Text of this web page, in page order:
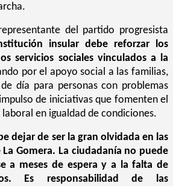
del partido progresista
insular debe reforzar los
servicios sociales vinculados a la
por el apoyo social a las familias,
día para personas con problemas
de iniciativas que fomenten el
en igualdad de condiciones.
dejar de ser la gran olvidada en las
Gomera. La ciudadanía no puede
a meses de espera y a la falta de
Es responsabilidad de las